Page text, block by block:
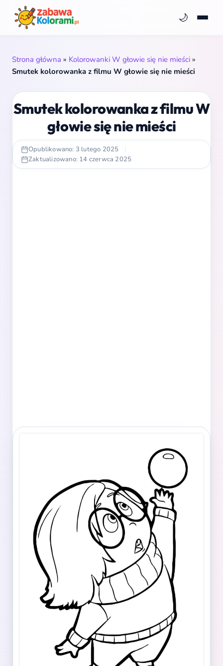
🌙
Strona główna » Kolorowanki W głowie się nie mieści »
Smutek kolorowanka z filmu W głowie się nie mieści
Smutek kolorowanka z filmu W
głowie się nie mieści
Opublikowano: 3 lutego 2025
|
Zaktualizowano: 14 czerwca 2025